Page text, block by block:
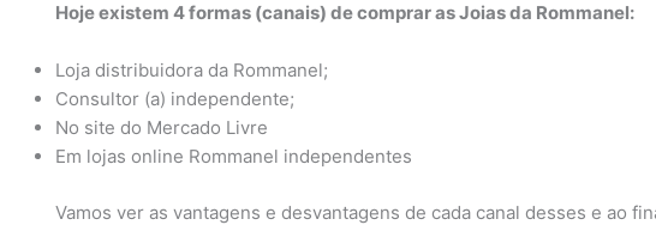
Hoje existem 4 formas (canais) de comprar as Joias da Rommanel:
Loja distribuidora da Rommanel;
Consultor (a) independente;
No site do Mercado Livre
Em lojas online Rommanel independentes
Vamos ver as vantagens e desvantagens de cada canal desses e ao